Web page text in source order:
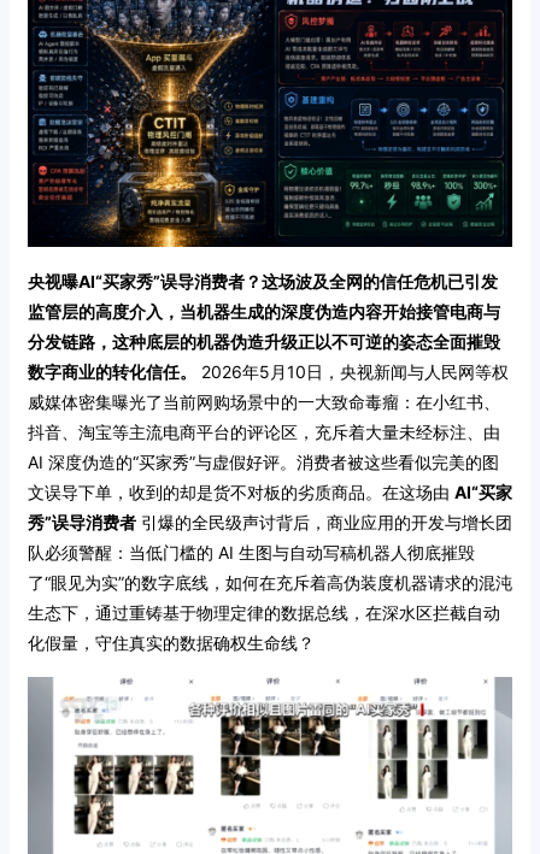
央视曝AI“买家秀”误导消费者？这场波及全网的信任危机已引发
监管层的高度介入，当机器生成的深度伪造内容开始接管电商与
分发链路，这种底层的机器伪造升级正以不可逆的姿态全面摧毁
数字商业的转化信任。
2026年5月10日，央视新闻与人民网等权
威媒体密集曝光了当前网购场景中的一大致命毒瘤：在小红书、
抖音、淘宝等主流电商平台的评论区，充斥着大量未经标注、由
AI 深度伪造的“买家秀”与虚假好评。消费者被这些看似完美的图
文误导下单，收到的却是货不对板的劣质商品。在这场由 AI“买家
秀”误导消费者 引爆的全民级声讨背后，商业应用的开发与增长团
队必须警醒：当低门槛的 AI 生图与自动写稿机器人彻底摧毁
了“眼见为实”的数字底线，如何在充斥着高伪装度机器请求的混沌
生态下，通过重铸基于物理定律的数据总线，在深水区拦截自动
化假量，守住真实的数据确权生命线？